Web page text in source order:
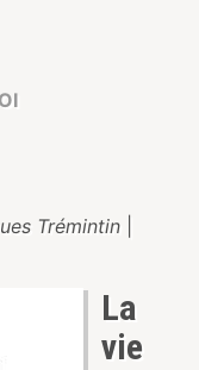
Trémintin
La
vie